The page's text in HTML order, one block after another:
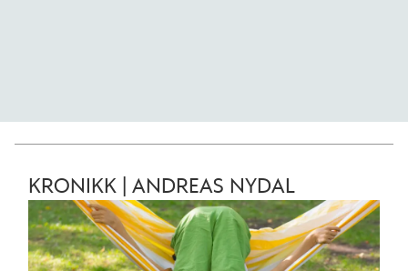
KRONIKK | ANDREAS NYDAL